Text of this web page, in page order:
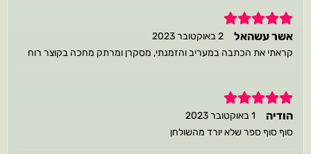
5
אשר עשהאל
2 באוקטובר 2023
קראתי את הכתבה במעריב והזמנתי, מסקרן ומרתק מחכה בקוצר רוח
5
הודיה
1 באוקטובר 2023
סוף סוף ספר שלא יורד מהשולחן